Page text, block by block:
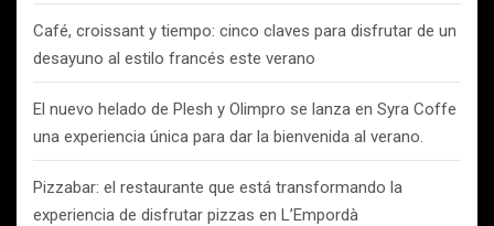
Café, croissant y tiempo: cinco claves para disfrutar de un
desayuno al estilo francés este verano
El nuevo helado de Plesh y Olimpro se lanza en Syra Coffe
una experiencia única para dar la bienvenida al verano.
Pizzabar: el restaurante que está transformando la
experiencia de disfrutar pizzas en L’Empordà